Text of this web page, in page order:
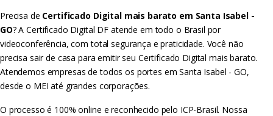
Precisa de Certificado Digital mais barato em Santa Isabel -
GO? A Certificado Digital DF atende em todo o Brasil por
videoconferência, com total segurança e praticidade. Você não
precisa sair de casa para emitir seu Certificado Digital mais barato.
Atendemos empresas de todos os portes em Santa Isabel - GO,
desde o MEI até grandes corporações.
O processo é 100% online e reconhecido pelo ICP-Brasil. Nossa